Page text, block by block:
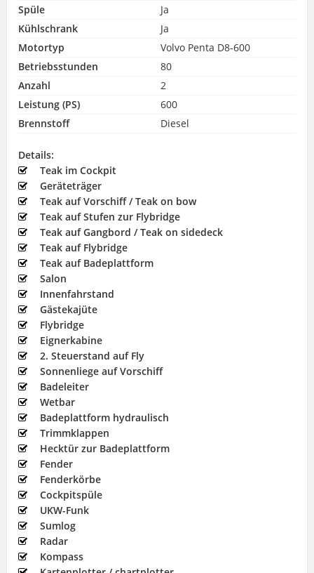
Spüle
Ja
Kühlschrank
Ja
Motortyp
Volvo Penta D8-600
Betriebsstunden
80
Anzahl
2
Leistung (PS)
600
Brennstoff
Diesel
Details:
Teak im Cockpit
Geräteträger
Teak auf Vorschiff / Teak on bow
Teak auf Stufen zur Flybridge
Teak auf Gangbord / Teak on sidedeck
Teak auf Flybridge
Teak auf Badeplattform
Salon
Innenfahrstand
Gästekajüte
Flybridge
Eignerkabine
2. Steuerstand auf Fly
Sonnenliege auf Vorschiff
Badeleiter
Wetbar
Badeplattform hydraulisch
Trimmklappen
Hecktür zur Badeplattform
Fender
Fenderkörbe
Cockpitspüle
UKW-Funk
Sumlog
Radar
Kompass